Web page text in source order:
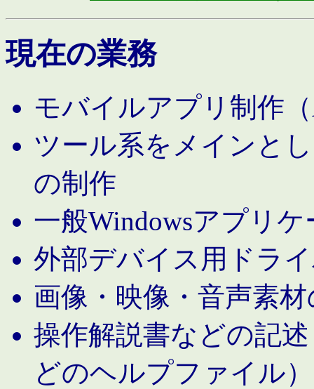
現在の業務
モバイルアプリ制作
ツール系をメインと
の制作
一般Windowsアプリ
外部デバイス用ドラ
画像・映像・音声素
操作解説書などの記
どのヘルプファイル）